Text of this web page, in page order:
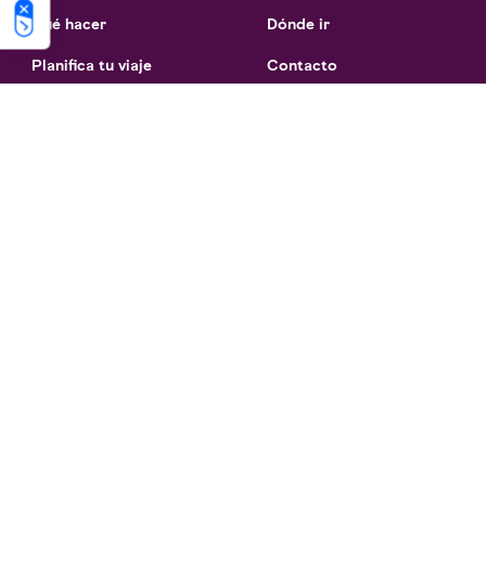
Qué hacer
Planifica tu viaje
Dónde ir
Contacto